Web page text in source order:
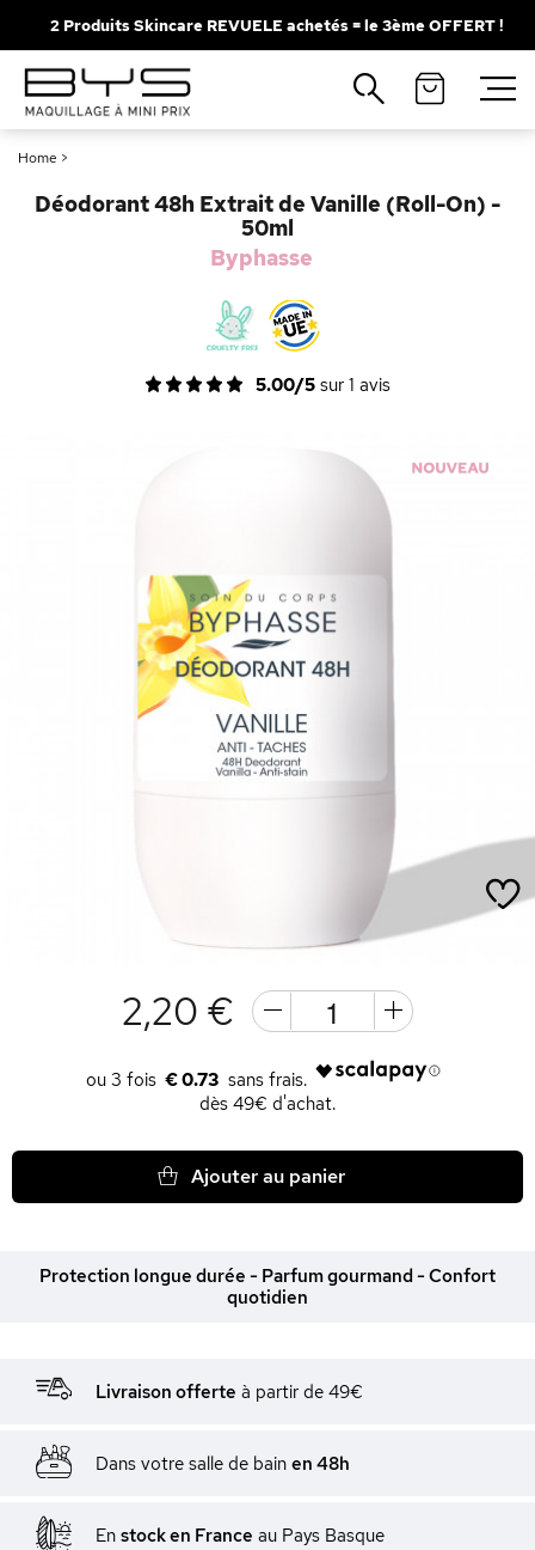
2 Produits Skincare REVUELE achetés = le 3ème OFFERT !
Home >
Déodorant 48h Extrait de Vanille (Roll-On) -
50ml
Byphasse
5.00/5 sur 1 avis
2,20 €
€ 0.73
dès 49€ d'achat.
Ajouter au panier
Protection longue durée - Parfum gourmand - Confort
quotidien
Livraison offerte à partir de 49€
Dans votre salle de bain en 48h
En stock en France au Pays Basque
Fermer
Recherches populaires
Brumes